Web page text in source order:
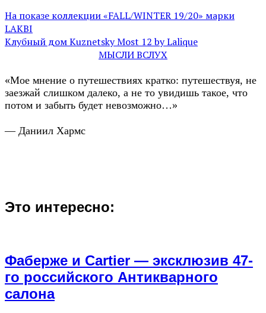
На показе коллекции «FALL/WINTER 19/20» марки
LAKBI
Клубный дом Kuznetsky Most 12 by Lalique
МЫСЛИ ВСЛУХ
«Мое мнение о путешествиях кратко: путешествуя, не
заезжай слишком далеко, а не то увидишь такое, что
потом и забыть будет невозможно…»
— Даниил Хармс
Это интересно:
Фаберже и Cartier — эксклюзив 47-
го российского Антикварного
салона